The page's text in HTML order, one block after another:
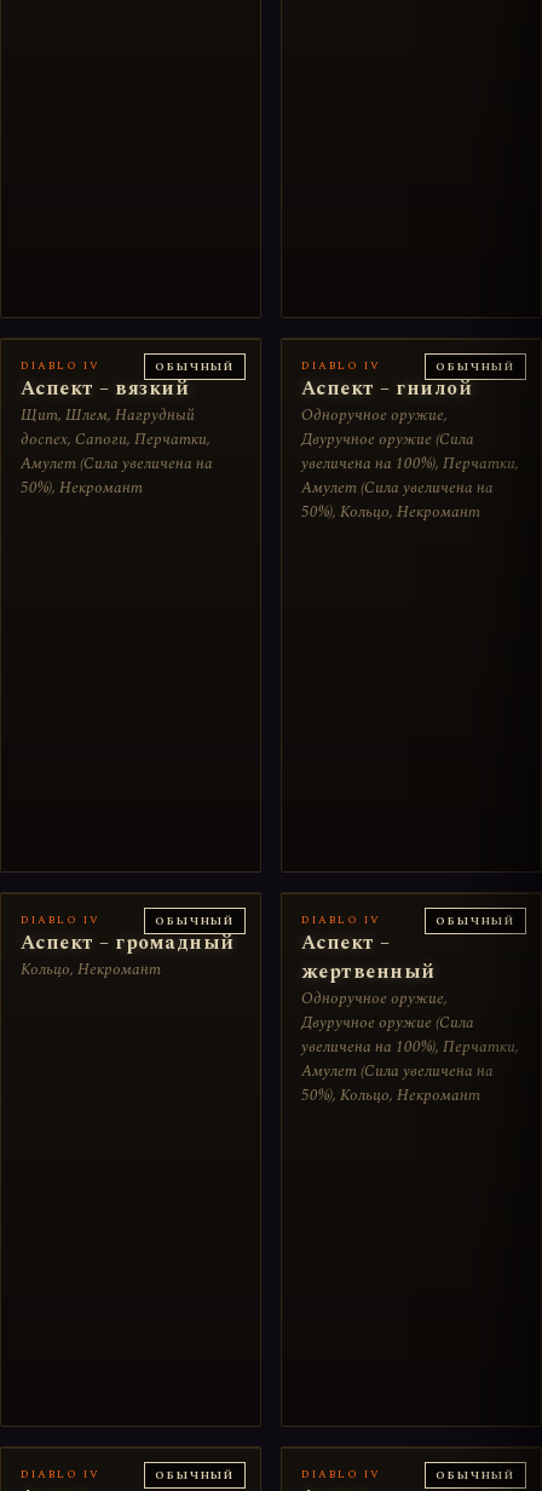
ОБЫЧНЫЙ
DIABLO IV
Аспект – вязкий
Щит, Шлем, Нагрудный
доспех, Сапоги, Перчатки,
Амулет (Сила увеличена на
50%), Некромант
ОБЫЧНЫЙ
DIABLO IV
Аспект – гнилой
Одноручное оружие,
Двуручное оружие (Сила
увеличена на 100%), Перчатки,
Амулет (Сила увеличена на
50%), Кольцо, Некромант
ОБЫЧНЫЙ
DIABLO IV
Аспект – громадный
Кольцо, Некромант
ОБЫЧНЫЙ
DIABLO IV
Аспект –
жертвенный
Одноручное оружие,
Двуручное оружие (Сила
увеличена на 100%), Перчатки,
Амулет (Сила увеличена на
50%), Кольцо, Некромант
ОБЫЧНЫЙ
DIABLO IV ОБЫЧНЫЙ
DIABLO IV